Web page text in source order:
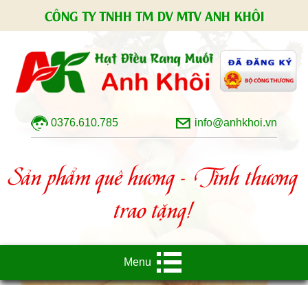
CÔNG TY TNHH TM DV MTV ANH KHÔI
0376.610.785 info@anhkhoi.vn
Sản phẩm quê hương - Tình thương
trao tặng!
Menu